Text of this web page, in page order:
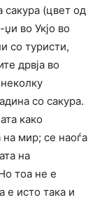
сакура (цвет од
во Укјо во
со туристи,
дрвја во
со сакура.
како
на мир; се наоѓа
на
тоа не е
е исто така и